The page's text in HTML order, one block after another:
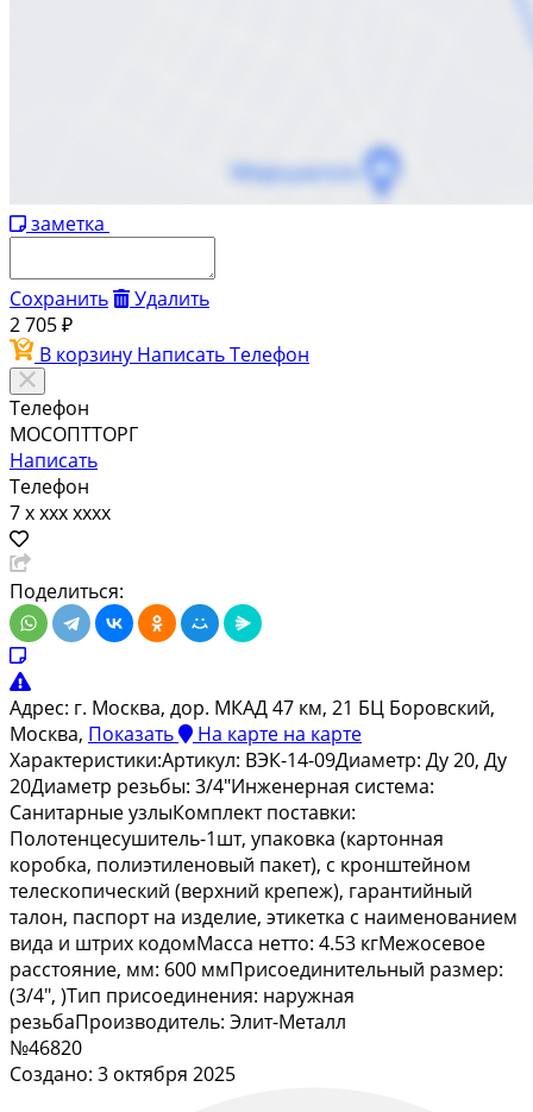
заметка
Сохранить
Удалить
2 705 ₽
В корзину НаписатьТелефон
Телефон
МОСОПТТОРГ
Написать
Телефон
7 x xxx xxxx
Поделиться:
Адрес: г. Москва, дор. МКАД 47 км, 21 БЦ Боровский,
Москва, Показать На карте на карте
Характеристики:Артикул: ВЭК-14-09Диаметр: Ду 20, Ду
20Диаметр резьбы: 3/4"Инженерная система:
Санитарные узлыКомплект поставки:
Полотенцесушитель-1шт, упаковка (картонная
коробка, полиэтиленовый пакет), с кронштейном
телескопический (верхний крепеж), гарантийный
талон, паспорт на изделие, этикетка с наименованием
вида и штрих кодомМасса нетто: 4.53 кгМежосевое
расстояние, мм: 600 ммПрисоединительный размер:
(3/4", )Тип присоединения: наружная
резьбаПроизводитель: Элит-Металл
№46820
Создано: 3 октября 2025